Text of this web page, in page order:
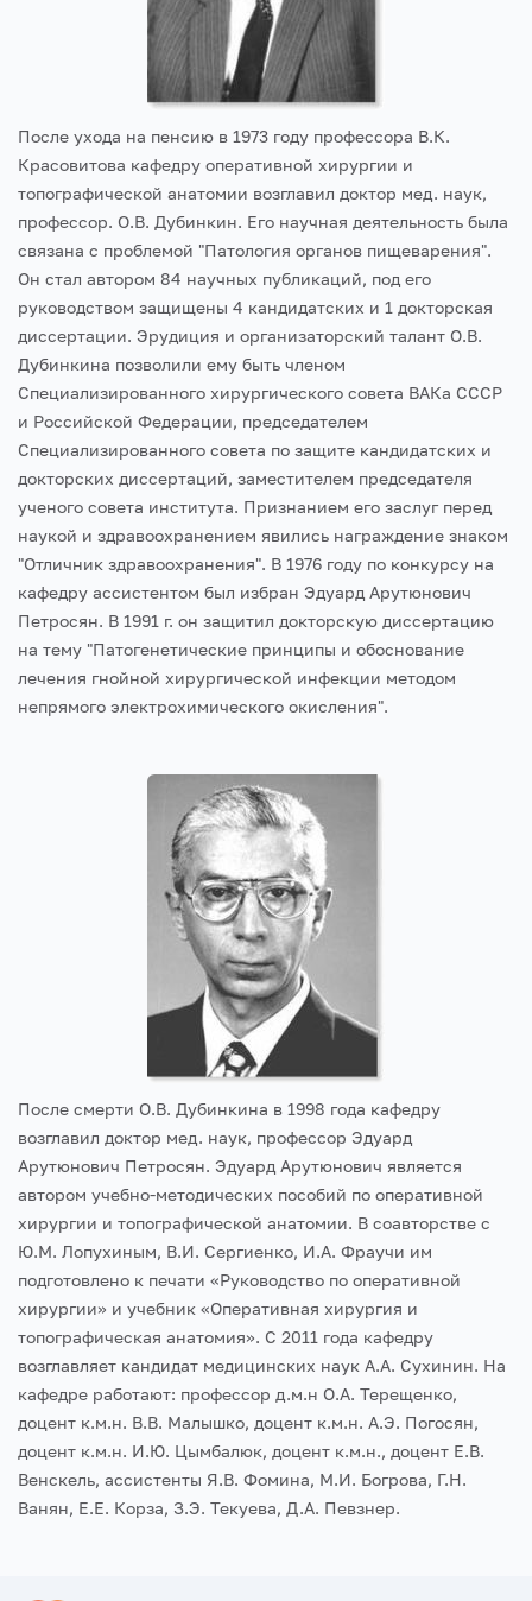
После ухода на пенсию в 1973 году профессора В.К.
Красовитова кафедру оперативной хирургии и
топографической анатомии возглавил доктор мед. наук,
профессор. О.В. Дубинкин. Его научная деятельность была
связана с проблемой "Патология органов пищеварения".
Он стал автором 84 научных публикаций, под его
руководством защищены 4 кандидатских и 1 докторская
диссертации. Эрудиция и организаторский талант О.В.
Дубинкина позволили ему быть членом
Специализированного хирургического совета ВАКа СССР
и Российской Федерации, председателем
Специализированного совета по защите кандидатских и
докторских диссертаций, заместителем председателя
ученого совета института. Признанием его заслуг перед
наукой и здравоохранением явились награждение знаком
"Отличник здравоохранения". В 1976 году по конкурсу на
кафедру ассистентом был избран Эдуард Арутюнович
Петросян. В 1991 г. он защитил докторскую диссертацию
на тему "Патогенетические принципы и обоснование
лечения гнойной хирургической инфекции методом
непрямого электрохимического окисления".
После смерти О.В. Дубинкина в 1998 года кафедру
возглавил доктор мед. наук, профессор Эдуард
Арутюнович Петросян. Эдуард Арутюнович является
автором учебно-методических пособий по оперативной
хирургии и топографической анатомии. В соавторстве с
Ю.М. Лопухиным, В.И. Сергиенко, И.А. Фраучи им
подготовлено к печати «Руководство по оперативной
хирургии» и учебник «Оперативная хирургия и
топографическая анатомия». С 2011 года кафедру
возглавляет кандидат медицинских наук А.А. Сухинин. На
кафедре работают: профессор д.м.н О.А. Терещенко,
доцент к.м.н. В.В. Малышко, доцент к.м.н. А.Э. Погосян,
доцент к.м.н. И.Ю. Цымбалюк, доцент к.м.н., доцент Е.В.
Венскель, ассистенты Я.В. Фомина, М.И. Богрова, Г.Н.
Ванян, Е.Е. Корза, З.Э. Текуева, Д.А. Певзнер.